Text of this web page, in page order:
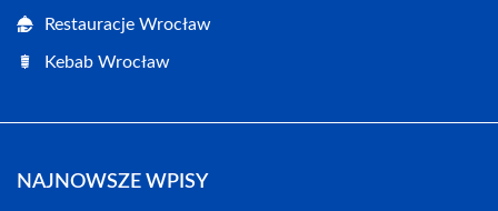
Restauracje Wrocław
Kebab Wrocław
NAJNOWSZE WPISY